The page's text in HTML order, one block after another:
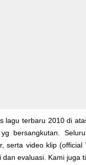
lagu terbaru 2010 di
bersangkutan.
serta video klip
evaluasi. Kami juga